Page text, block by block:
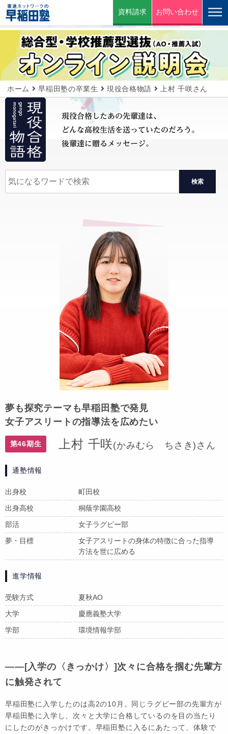
資料請求 お問い合わせ
ホーム 早稲田塾の卒業生 現役合格物語 上村 千咲さん
検索
夢も探究テーマも早稲田塾で発見
女子アスリートの指導法を広めたい
第46期生 上村 千咲(かみむら ちさき)さん
通塾情報
出身校
町田校
出身高校
桐蔭学園高校
部活
女子ラグビー部
夢・目標
女子アスリートの身体の特徴に合った指導
方法を世に広める
進学情報
受験方式
夏秋AO
大学
慶應義塾大学
学部
環境情報学部
――[入学の〈きっかけ〉]次々に合格を掴む先輩方
に触発されて
早稲田塾に入学したのは高2の10月。同じラグビー部の先輩方が
早稲田塾に入学し、次々と大学に合格しているのを目の当たり
にしたのがきっかけです。早稲田塾に入るにあたって、体験で